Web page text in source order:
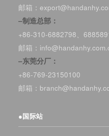
邮箱：
–制造总部：
+86-310-6882798、
邮箱：
–东莞分厂：
+86-769-23150100
邮箱：
●国际站